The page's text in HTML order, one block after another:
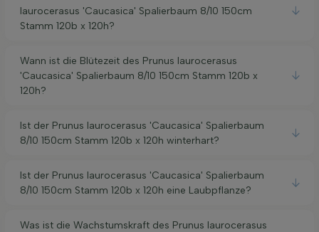
laurocerasus 'Caucasica' Spalierbaum 8/10 150cm
Stamm 120b x 120h?
Wann ist die Blütezeit des Prunus laurocerasus
'Caucasica' Spalierbaum 8/10 150cm Stamm 120b x
120h?
Ist der Prunus laurocerasus 'Caucasica' Spalierbaum
8/10 150cm Stamm 120b x 120h winterhart?
Ist der Prunus laurocerasus 'Caucasica' Spalierbaum
8/10 150cm Stamm 120b x 120h eine Laubpflanze?
Was ist die Wachstumskraft des Prunus laurocerasus